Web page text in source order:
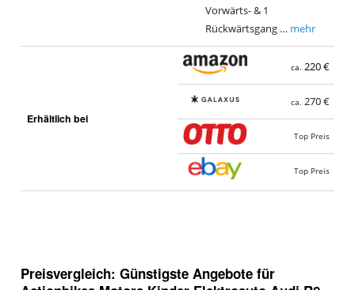
Vorwärts- & 1
Rückwärtsgang … mehr
Erhältlich bei
ca. 220 €
ca. 270 €
Top Preis
Top Preis
Preisvergleich: Günstigste Angebote für